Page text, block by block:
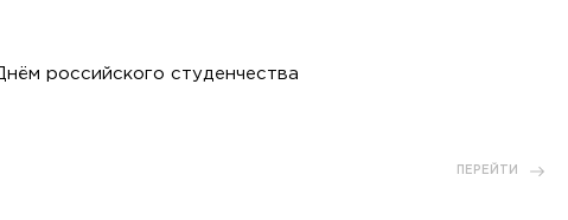
российского студенчества
ПЕРЕЙТИ